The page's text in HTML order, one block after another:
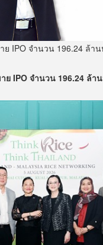
ย IPO จำนวน 196.24 ล้า
ย IPO จำนวน 196.24 ล้า
ย IPO จำนวน 196.24 ล้